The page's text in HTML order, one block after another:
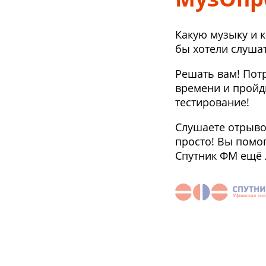
Какую музыку и
бы хотели
Решать вам!
времени и
тестирование!
Слушаете
просто! Вы
Спутник ФМ ещё